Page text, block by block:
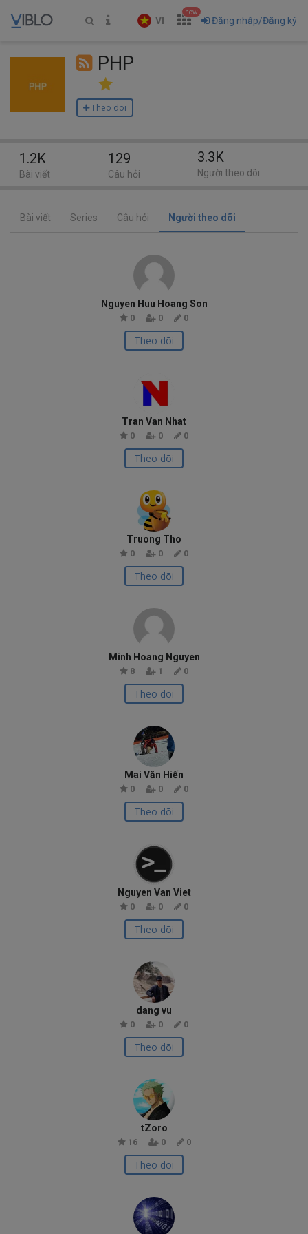
VI
new
Đăng nhập/Đăng ký
PHP
Theo dõi
Bài viết Series Câu hỏi Người theo dõi
Nguyen Huu Hoang Son
0 0 0
Theo dõi
Tran Van Nhat
0 0 0
Theo dõi
Truong Tho
0 0 0
Theo dõi
Minh Hoang Nguyen
8 1 0
Theo dõi
Mai Văn Hiến
0 0 0
Theo dõi
Nguyen Van Viet
0 0 0
Theo dõi
dang vu
0 0 0
Theo dõi
tZoro
16 0 0
Theo dõi
1.2K
Bài viết
129
Câu hỏi
3.3K
Người theo dõi